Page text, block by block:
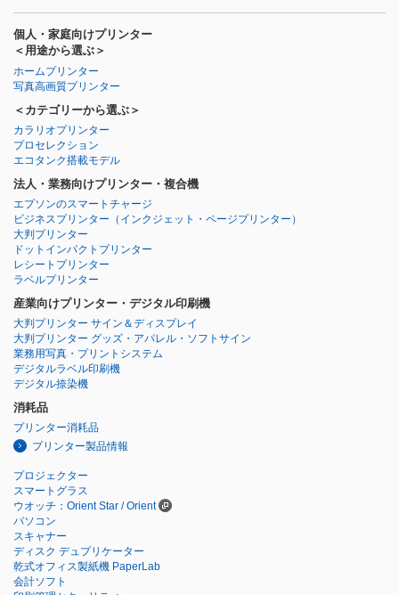
個人・家庭向けプリンター
＜用途から選ぶ＞
ホームプリンター
写真高画質プリンター
＜カテゴリーから選ぶ＞
カラリオプリンター
プロセレクション
エコタンク搭載モデル
法人・業務向けプリンター・複合機
エプソンのスマートチャージ
ビジネスプリンター （インクジェット・ページプリンター）
大判プリンター
ドットインパクトプリンター
レシートプリンター
ラベルプリンター
産業向けプリンター・デジタル印刷機
大判プリンター サイン＆ディスプレイ
大判プリンター グッズ・アパレル・ソフトサイン
業務用写真・プリントシステム
デジタルラベル印刷機
デジタル捺染機
消耗品
プリンター消耗品
プリンター製品情報
プロジェクター
スマートグラス
ウオッチ：Orient Star / Orient
パソコン
スキャナー
ディスク デュプリケーター
乾式オフィス製紙機 PaperLab
会計ソフト